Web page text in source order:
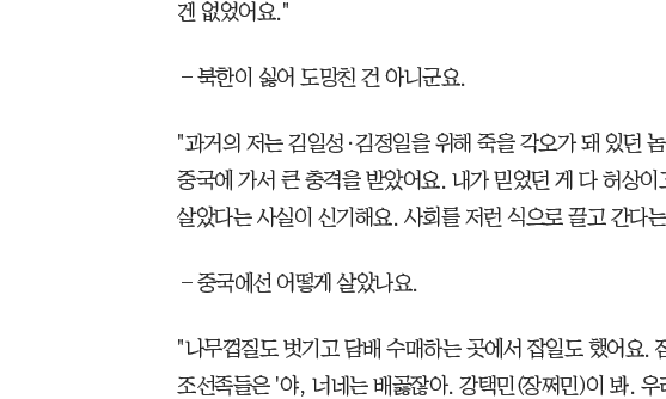
겐 없었어요."
―북한이 싫어 도망친 건 아니군요.
"과거의 저는 김일성·김정일을 위해 죽을 각오가 돼 있던
중국에 가서 큰 충격을 받았어요. 내가 믿었던 게 다 허상
살았다는 사실이 신기해요. 사회를 저런 식으로 끌고 간다
―중국에선 어떻게 살았나요.
"나무껍질도 벗기고 담배 수매하는 곳에서 잡일도 했어요.
조선족들은 '야, 너네는 배곯잖아. 강택민(장쩌민)이 봐. 우